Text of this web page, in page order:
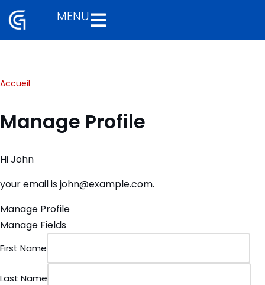
Aller
MENU
Accueil
Manage Profile
HiJohn
your email isjohn@example.com.
Manage Profile
Manage Fields
First Name
Last Name